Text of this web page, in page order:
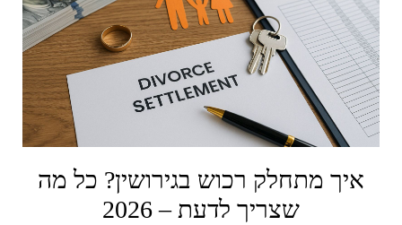
איך מתחלק רכוש בגירושין? כל מה
שצריך לדעת – 2026